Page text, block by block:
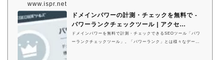
www.ispr.net
ドメインパワーの計測・チェックを無料で -
パワーランクチェックツール | アクセ...
ドメインパワーを無料で計測・チェックできるSEOツール「パワ
ーランクチェックツール」。「パワーランク」とは様々なデータ